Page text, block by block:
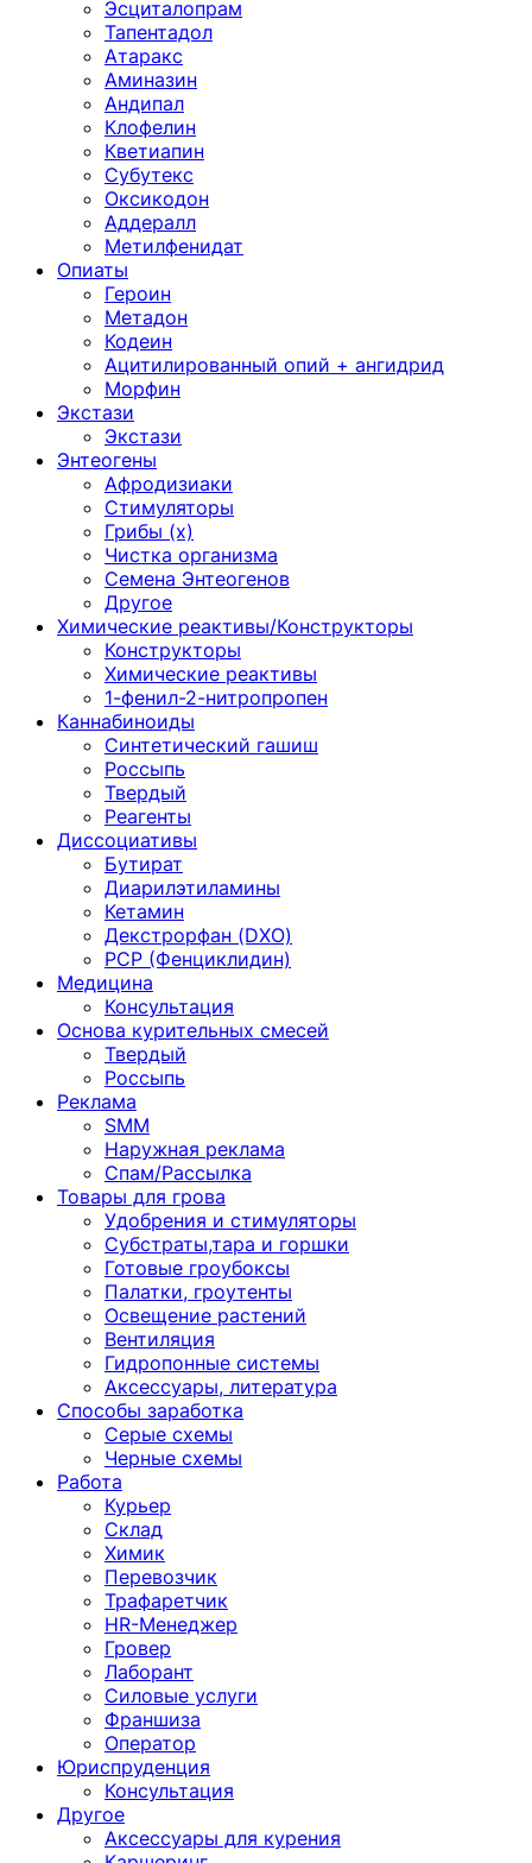
Эсциталопрам
Тапентадол
Атаракс
Аминазин
Андипал
Клофелин
Кветиапин
Субутекс
Оксикодон
Аддералл
Метилфенидат
Опиаты
Героин
Метадон
Кодеин
Ацитилированный опий + ангидрид
Морфин
Экстази
Экстази
Энтеогены
Афродизиаки
Стимуляторы
Грибы (х)
Чистка организма
Семена Энтеогенов
Другое
Химические реактивы/Конструкторы
Конструкторы
Химические реактивы
1-фенил-2-нитропропен
Каннабиноиды
Синтетический гашиш
Россыпь
Твердый
Реагенты
Диссоциативы
Бутират
Диарилэтиламины
Кетамин
Декстрорфан (DXO)
PCP (Фенциклидин)
Медицина
Консультация
Основа курительных смесей
Твердый
Россыпь
Реклама
SMM
Наружная реклама
Спам/Рассылка
Товары для грова
Удобрения и стимуляторы
Субстраты,тара и горшки
Готовые гроубоксы
Палатки, гроутенты
Освещение растений
Вентиляция
Гидропонные системы
Аксессуары, литература
Способы заработка
Серые схемы
Черные схемы
Работа
Курьер
Склад
Химик
Перевозчик
Трафаретчик
HR-Менеджер
Гровер
Лаборант
Силовые услуги
Франшиза
Оператор
Юриспруденция
Консультация
Другoе
Аксессуары для курения